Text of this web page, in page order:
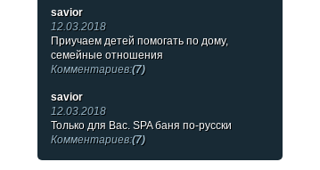
savior
12.03.2018
Приучаем детей помогать по дому,
семейные отношения
Комментариев:(7)
savior
12.03.2018
Только для Вас. SPA баня по-русски
Комментариев:(7)